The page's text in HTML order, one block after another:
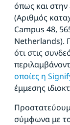
όπως και στην
(Αριθμός
Campus 48,
Netherlands).
ότι στις
οποίες η
έμμεσης
σύμφωνα με